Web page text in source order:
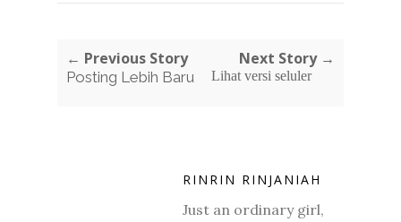
← Previous Story
Posting Lebih Baru
Next Story →
Lihat versi seluler
RINRIN RINJANIAH
Just an ordinary girl,